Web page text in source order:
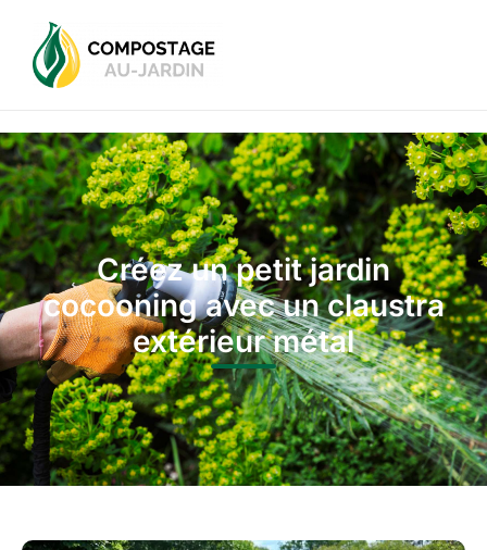
Créez un petit jardin
cocooning avec un claustra
extérieur métal